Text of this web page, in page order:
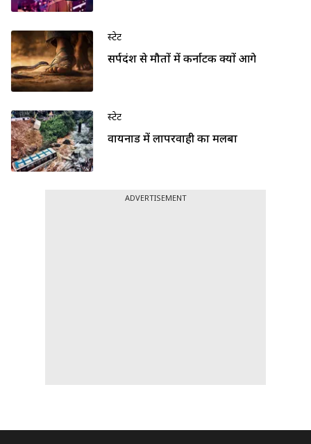
स्टेट
सर्पदंश से मौतों में कर्नाटक क्यों आगे
स्टेट
वायनाड में लापरवाही का मलबा
ADVERTISEMENT